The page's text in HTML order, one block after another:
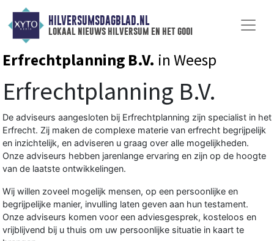
HILVERSUMSDAGBLAD.NL
lokaal nieuws hilversum en het gooi
Erfrechtplanning B.V. in Weesp
Erfrechtplanning B.V.
De adviseurs aangesloten bij Erfrechtplanning zijn specialist in het
Erfrecht. Zij maken de complexe materie van erfrecht begrijpelijk
en inzichtelijk, en adviseren u graag over alle mogelijkheden.
Onze adviseurs hebben jarenlange ervaring en zijn op de hoogte
van de laatste ontwikkelingen.
Wij willen zoveel mogelijk mensen, op een persoonlijke en
begrijpelijke manier, invulling laten geven aan hun testament.
Onze adviseurs komen voor een adviesgesprek, kosteloos en
vrijblijvend bij u thuis om uw persoonlijke situatie in kaart te